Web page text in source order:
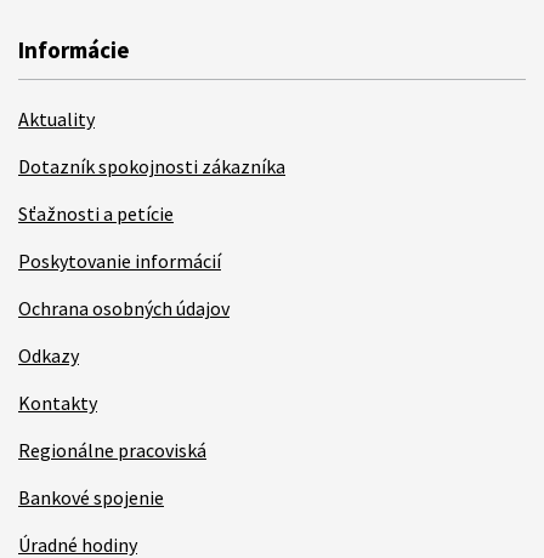
Informácie
Aktuality
Dotazník spokojnosti zákazníka
Sťažnosti a petície
Poskytovanie informácií
Ochrana osobných údajov
Odkazy
Kontakty
Regionálne pracoviská
Bankové spojenie
Úradné hodiny